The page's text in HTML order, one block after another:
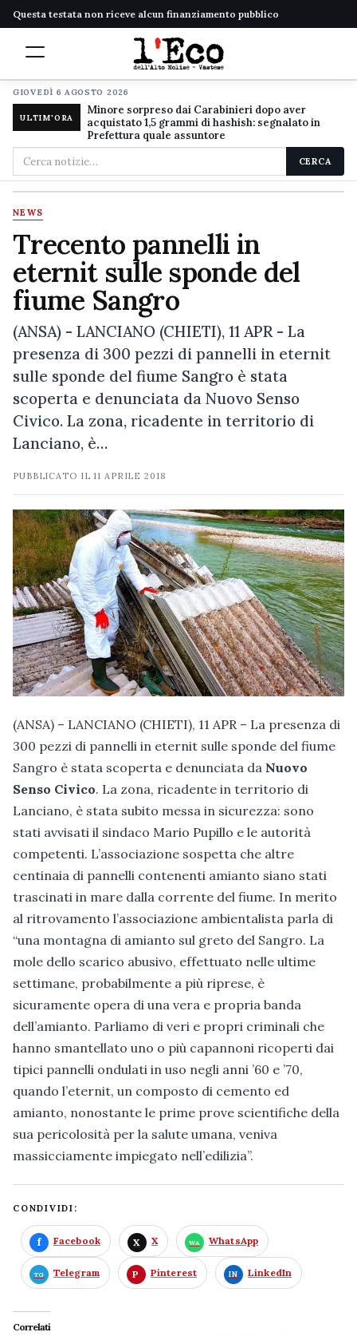
Questa testata non riceve alcun finanziamento pubblico
GIOVEDÌ 6 AGOSTO 2026
ULTIM'ORA
Minore sorpreso dai Carabinieri dopo aver
acquistato 1,5 grammi di hashish: segnalato in
Prefettura quale assuntore
Cerca
nel
sito
CERCA
NEWS
Trecento pannelli in
eternit sulle sponde del
fiume Sangro
(ANSA) - LANCIANO (CHIETI), 11 APR - La
presenza di 300 pezzi di pannelli in eternit
sulle sponde del fiume Sangro è stata
scoperta e denunciata da Nuovo Senso
Civico. La zona, ricadente in territorio di
Lanciano, è…
PUBBLICATO IL11 APRILE 2018
(ANSA) – LANCIANO (CHIETI), 11 APR – La presenza di
300 pezzi di pannelli in eternit sulle sponde del fiume
Sangro è stata scoperta e denunciata da Nuovo
Senso Civico. La zona, ricadente in territorio di
Lanciano, è stata subito messa in sicurezza: sono
stati avvisati il sindaco Mario Pupillo e le autorità
competenti. L’associazione sospetta che altre
centinaia di pannelli contenenti amianto siano stati
trascinati in mare dalla corrente del fiume. In merito
al ritrovamento l’associazione ambientalista parla di
“una montagna di amianto sul greto del Sangro. La
mole dello scarico abusivo, effettuato nelle ultime
settimane, probabilmente a più riprese, è
sicuramente opera di una vera e propria banda
dell’amianto. Parliamo di veri e propri criminali che
hanno smantellato uno o più capannoni ricoperti dai
tipici pannelli ondulati in uso negli anni ’60 e ’70,
quando l’eternit, un composto di cemento ed
amianto, nonostante le prime prove scientifiche della
sua pericolosità per la salute umana, veniva
massicciamente impiegato nell’edilizia”.
CONDIVIDI:
Facebook X WhatsApp
Telegram Pinterest LinkedIn
Correlati